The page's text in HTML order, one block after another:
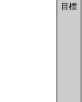
目標